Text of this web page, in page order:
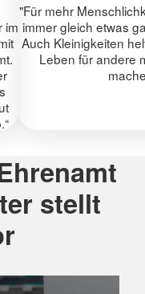
im
"Für mehr
immer gleich etwas
Auch Kleinigkeiten
Leben für andere
stellt